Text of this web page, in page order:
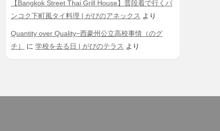
【Bangkok Street Thai Grill House】普段着で行くバ
ンコク下町風タイ料理 | がびのアネックス より
Quantity over Quality−西豪州公立高校事情（のグ
チ）
に 学校を去る日 | がびのテラス より